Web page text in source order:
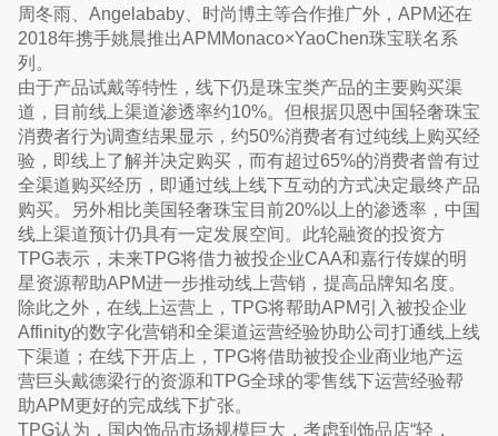
周冬雨、Angelababy、时尚博主等合作推广外，APM还在
2018年携手姚晨推出APMMonaco×YaoChen珠宝联名系
列。
由于产品试戴等特性，线下仍是珠宝类产品的主要购买渠
道，目前线上渠道渗透率约10%。但根据贝恩中国轻奢珠宝
消费者行为调查结果显示，约50%消费者有过纯线上购买经
验，即线上了解并决定购买，而有超过65%的消费者曾有过
全渠道购买经历，即通过线上线下互动的方式决定最终产品
购买。另外相比美国轻奢珠宝目前20%以上的渗透率，中国
线上渠道预计仍具有一定发展空间。此轮融资的投资方
TPG表示，未来TPG将借力被投企业CAA和嘉行传媒的明
星资源帮助APM进一步推动线上营销，提高品牌知名度。
除此之外，在线上运营上，TPG将帮助APM引入被投企业
Affinity的数字化营销和全渠道运营经验协助公司打通线上线
下渠道；在线下开店上，TPG将借助被投企业商业地产运
营巨头戴德梁行的资源和TPG全球的零售线下运营经验帮
助APM更好的完成线下扩张。
TPG认为，国内饰品市场规模巨大，考虑到饰品店“轻，